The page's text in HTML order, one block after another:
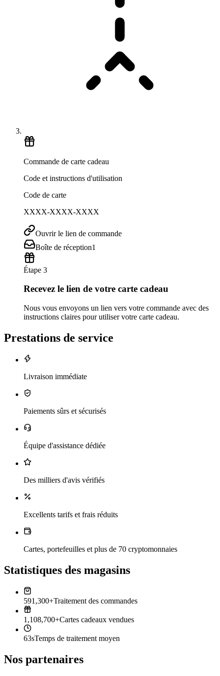
Commande de carte cadeau
Code et instructions d'utilisation
Code de carte
XXXX-XXXX-XXXX
Ouvrir le lien de commande
Boîte de réception1
Étape 3
Recevez le lien de votre carte cadeau
Nous vous envoyons un lien vers votre commande avec des
instructions claires pour utiliser votre carte cadeau.
Prestations de service
Livraison immédiate
Paiements sûrs et sécurisés
Équipe d'assistance dédiée
Des milliers d'avis vérifiés
Excellents tarifs et frais réduits
Cartes, portefeuilles et plus de 70 cryptomonnaies
Statistiques des magasins
591,300+Traitement des commandes
1,108,700+Cartes cadeaux vendues
63sTemps de traitement moyen
Nos partenaires